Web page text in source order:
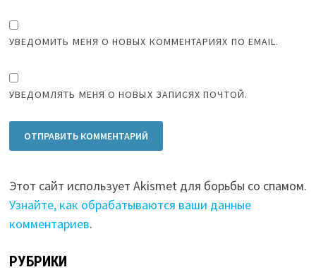
УВЕДОМИТЬ МЕНЯ О НОВЫХ КОММЕНТАРИЯХ ПО EMAIL.
УВЕДОМЛЯТЬ МЕНЯ О НОВЫХ ЗАПИСЯХ ПОЧТОЙ.
Этот сайт использует Akismet для борьбы со спамом.
Узнайте, как обрабатываются ваши данные
комментариев.
РУБРИКИ